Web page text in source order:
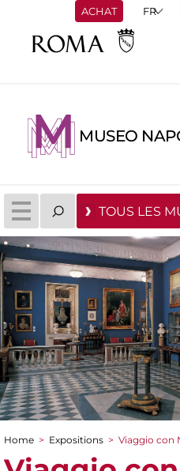
ACHAT
MUSEO
TOUS LES
You are here
Home > Expositions > Viaggio con